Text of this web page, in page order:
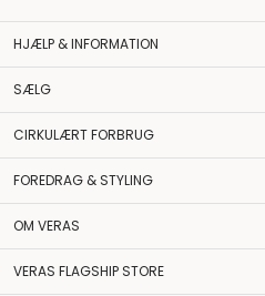
HJÆLP & INFORMATION
SÆLG
CIRKULÆRT FORBRUG
FOREDRAG & STYLING
OM VERAS
VERAS FLAGSHIP STORE